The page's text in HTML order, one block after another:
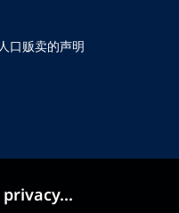
口贩卖的声明